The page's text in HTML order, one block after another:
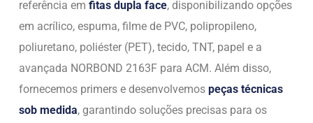
referência em fitas dupla face, disponibilizando opções
em acrílico, espuma, filme de PVC, polipropileno,
poliuretano, poliéster (PET), tecido, TNT, papel e a
avançada NORBOND 2163F para ACM. Além disso,
fornecemos primers e desenvolvemos peças técnicas
sob medida, garantindo soluções precisas para os